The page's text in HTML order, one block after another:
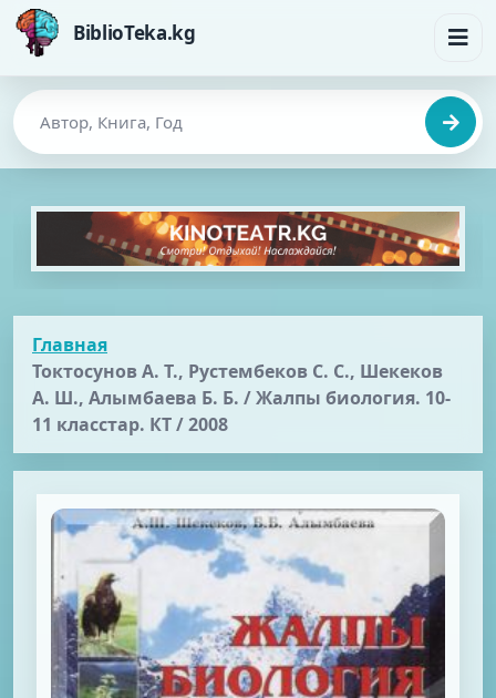
BiblioTeka.kg
Главная
Токтосунов А. Т., Рустембеков С. С., Шекеков
А. Ш., Алымбаева Б. Б. / Жалпы биология. 10-
11 класстар. КТ / 2008